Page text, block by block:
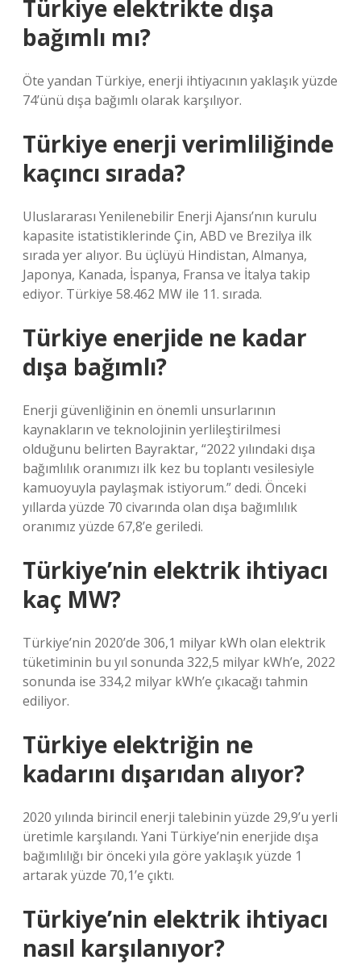
Türkiye elektrikte dışa
bağımlı mı?
Öte yandan Türkiye, enerji ihtiyacının yaklaşık yüzde
74’ünü dışa bağımlı olarak karşılıyor.
Türkiye enerji verimliliğinde
kaçıncı sırada?
Uluslararası Yenilenebilir Enerji Ajansı’nın kurulu
kapasite istatistiklerinde Çin, ABD ve Brezilya ilk
sırada yer alıyor. Bu üçlüyü Hindistan, Almanya,
Japonya, Kanada, İspanya, Fransa ve İtalya takip
ediyor. Türkiye 58.462 MW ile 11. sırada.
Türkiye enerjide ne kadar
dışa bağımlı?
Enerji güvenliğinin en önemli unsurlarının
kaynakların ve teknolojinin yerlileştirilmesi
olduğunu belirten Bayraktar, “2022 yılındaki dışa
bağımlılık oranımızı ilk kez bu toplantı vesilesiyle
kamuoyuyla paylaşmak istiyorum.” dedi. Önceki
yıllarda yüzde 70 civarında olan dışa bağımlılık
oranımız yüzde 67,8’e geriledi.
Türkiye’nin elektrik ihtiyacı
kaç MW?
Türkiye’nin 2020’de 306,1 milyar kWh olan elektrik
tüketiminin bu yıl sonunda 322,5 milyar kWh’e, 2022
sonunda ise 334,2 milyar kWh’e çıkacağı tahmin
ediliyor.
Türkiye elektriğin ne
kadarını dışarıdan alıyor?
2020 yılında birincil enerji talebinin yüzde 29,9’u yerli
üretimle karşılandı. Yani Türkiye’nin enerjide dışa
bağımlılığı bir önceki yıla göre yaklaşık yüzde 1
artarak yüzde 70,1’e çıktı.
Türkiye’nin elektrik ihtiyacı
nasıl karşılanıyor?